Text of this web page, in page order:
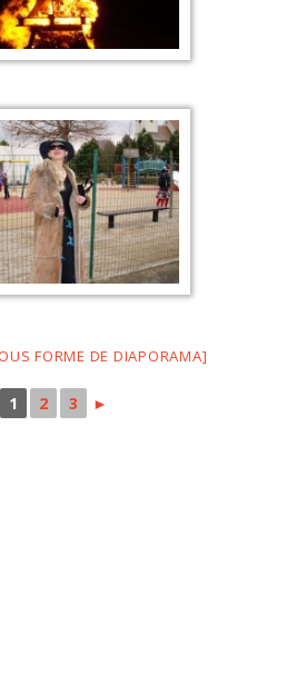
FORME DE DIAPORAMA]
1 2 3 ►